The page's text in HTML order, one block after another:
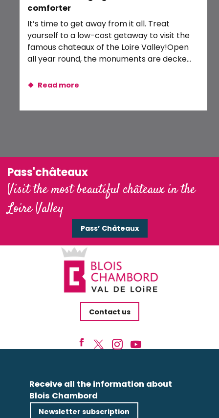
Quatuor de violoncelles
Exposition : Aventures blésoises
comforter
It’s time to get away from it all. Treat
yourself to a low-cost getaway to visit the
famous chateaux of the Loire Valley!Open
all year round, the monuments are decked
Read more
Pass'châteaux
Visit the most beautiful châteaux in the
Loire Valley
Pass’ Châteaux
Contact us
Receive all the information about
Blois Chambord
Newsletter subscription